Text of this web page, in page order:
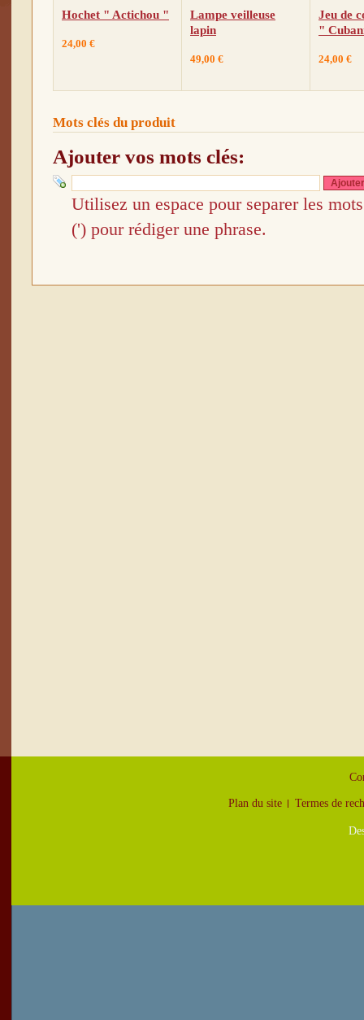
Hochet " Actichou "
24,00 €
Lampe veilleuse
lapin
49,00 €
Jeu de
"
24,00 €
Mots clés du produit
Ajouter vos mots clés:
Utilisez un espace pour separer les
(') pour rédiger une phrase.
Plan du site Termes de